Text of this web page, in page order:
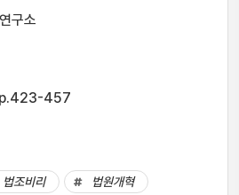
구소
457
법조비리
법원개혁